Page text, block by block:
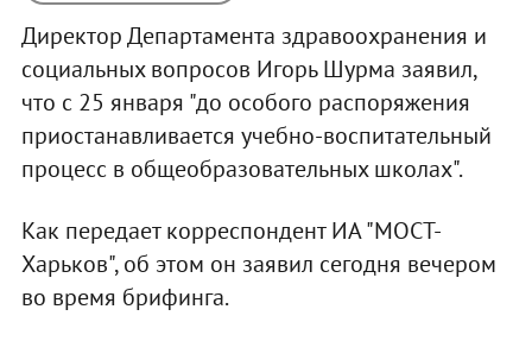
Директор Департамента здравоохранения и
социальных вопросов Игорь Шурма заявил,
что с 25 января "до особого распоряжения
приостанавливается учебно-воспитательный
процесс в общеобразовательных школах".
Как передает корреспондент ИА "МОСТ-
Харьков", об этом он заявил сегодня вечером
во время брифинга.